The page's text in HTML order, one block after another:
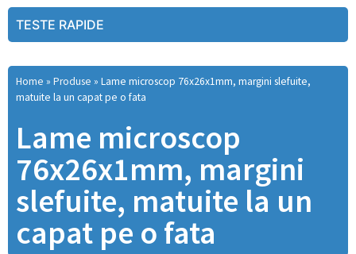
TESTE RAPIDE
Home » Produse » Lame microscop 76x26x1mm, margini slefuite,
matuite la un capat pe o fata
Lame microscop
76x26x1mm, margini
slefuite, matuite la un
capat pe o fata